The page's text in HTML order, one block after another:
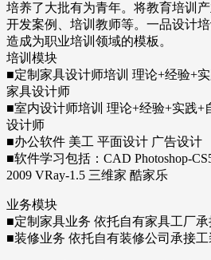
培养了大批有为青年。将教育培训
开发案例、培训教师等。一品设计
造成为职业培训领域的模板。
培训模块
■定制家具设计师培训 理论+经验+
家具设计师
■室内设计师培训 理论+经验+实践+
设计师
■办公软件 美工 平面设计 广告设计
■软件学习包括：CAD Photoshop-
2009 VRay-1.5 三维家 酷家乐
业务模块
■定制家具业务 依托自有家具工厂
■装修业务 依托自有装修公司承接